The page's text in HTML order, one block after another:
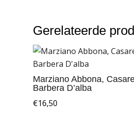
Gerelateerde
Marziano Abbona,
Barbera D’alba
€16,50